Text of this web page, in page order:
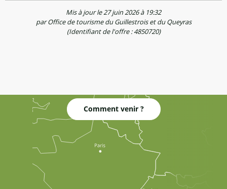
Mis à jour le 27 juin 2026 à 19:32
par Office de tourisme du Guillestrois et du Queyras
(Identifiant de l'offre :4850720)
Comment venir ?